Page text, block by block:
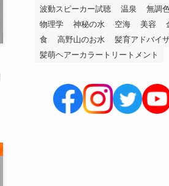
波動スピーカー試聴
温泉
無調
物理学
神秘の水 空海 美容
食
高野山のお水
髪育アドバイ
髪萌ヘアーカラートリートメント